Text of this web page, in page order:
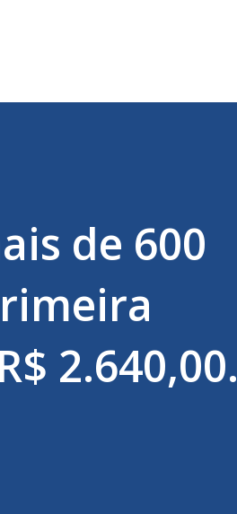
de 600
2.640,00.